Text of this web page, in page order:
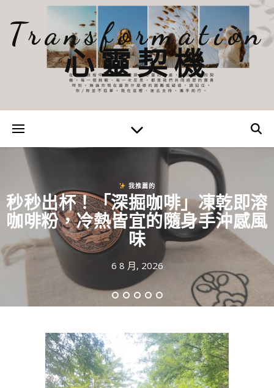
Transformation
心靈契機
我推薦的
秒秒出杯！「深掘咖啡」凍乾即溶
咖啡粉，冷熱皆宜的隨身手沖感風
味
6 8 月, 2026